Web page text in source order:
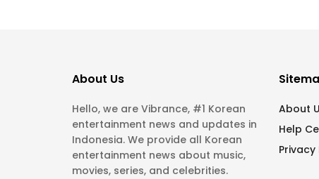
About Us
Hello, we are Vibrance, #1 Korean
entertainment news and updates in
Indonesia. We provide all Korean
entertainment news about music,
movies, series, and celebrities.
About
Help
Privacy